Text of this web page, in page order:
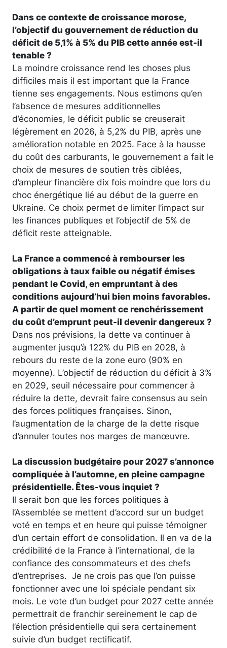
Dans ce contexte de croissance morose,
l’objectif du gouvernement de réduction du
déficit de 5,1% à 5% du PIB cette année est-il
tenable ?
La moindre croissance rend les choses plus
difficiles mais il est important que la France
tienne ses engagements. Nous estimons qu’en
l’absence de mesures additionnelles
d’économies, le déficit public se creuserait
légèrement en 2026, à 5,2% du PIB, après une
amélioration notable en 2025. Face à la hausse
du coût des carburants, le gouvernement a fait le
choix de mesures de soutien très ciblées,
d’ampleur financière dix fois moindre que lors du
choc énergétique lié au début de la guerre en
Ukraine. Ce choix permet de limiter l’impact sur
les finances publiques et l’objectif de 5% de
déficit reste atteignable.
La France a commencé à rembourser les
obligations à taux faible ou négatif émises
pendant le Covid, en empruntant à des
conditions aujourd’hui bien moins favorables.
A partir de quel moment ce renchérissement
du coût d’emprunt peut-il devenir dangereux ?
Dans nos prévisions, la dette va continuer à
augmenter jusqu’à 122% du PIB en 2028, à
rebours du reste de la zone euro (90% en
moyenne). L’objectif de réduction du déficit à 3%
en 2029, seuil nécessaire pour commencer à
réduire la dette, devrait faire consensus au sein
des forces politiques françaises. Sinon,
l’augmentation de la charge de la dette risque
d’annuler toutes nos marges de manœuvre.
La discussion budgétaire pour 2027 s’annonce
compliquée à l’automne, en pleine campagne
présidentielle. Êtes-vous inquiet ?
Il serait bon que les forces politiques à
l’Assemblée se mettent d’accord sur un budget
voté en temps et en heure qui puisse témoigner
d’un certain effort de consolidation. Il en va de la
crédibilité de la France à l’international, de la
confiance des consommateurs et des chefs
d’entreprises. Je ne crois pas que l’on puisse
fonctionner avec une loi spéciale pendant six
mois. Le vote d’un budget pour 2027 cette année
permettrait de franchir sereinement le cap de
l’élection présidentielle qui sera certainement
suivie d’un budget rectificatif.